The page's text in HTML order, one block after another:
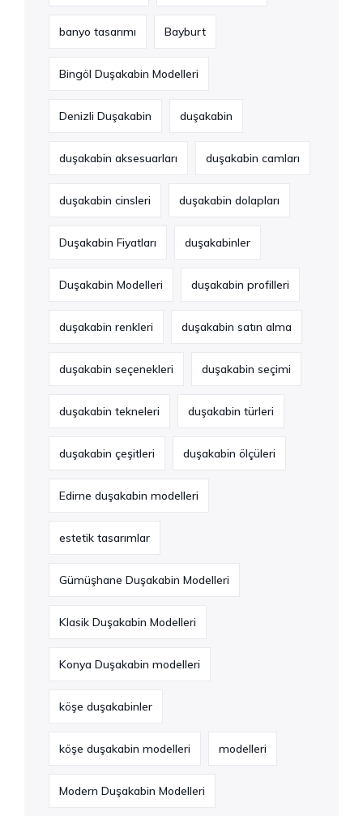
banyo tasarımı Bayburt
Bingöl Duşakabin Modelleri
Denizli Duşakabin duşakabin
duşakabin aksesuarları duşakabin camları
duşakabin cinsleri duşakabin dolapları
Duşakabin Fiyatları duşakabinler
Duşakabin Modelleri duşakabin profilleri
duşakabin renkleri duşakabin satın alma
duşakabin seçenekleri duşakabin seçimi
duşakabin tekneleri duşakabin türleri
duşakabin çeşitleri duşakabin ölçüleri
Edirne duşakabin modelleri
estetik tasarımlar
Gümüşhane Duşakabin Modelleri
Klasik Duşakabin Modelleri
Konya Duşakabin modelleri
köşe duşakabinler
köşe duşakabin modelleri modelleri
Modern Duşakabin Modelleri